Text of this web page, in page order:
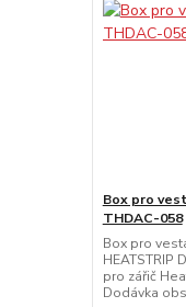
Box pro
THDAC-058
Box pro
HEATSTRIP
pro zářič
Dodávka